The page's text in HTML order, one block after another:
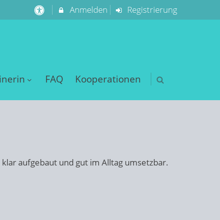
Anmelden Registrierung
FAQ Kooperationen
aufgebaut und gut im Alltag umsetzbar.